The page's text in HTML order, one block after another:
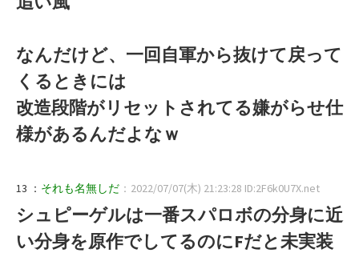
なんだけど、一回自軍から抜けて戻って
くるときには
改造段階がリセットされてる嫌がらせ仕
様があるんだよなｗ
13 ： それも名無しだ ：2022/07/07(木) 21:23:28 ID:2F6k0U7X.net
シュピーゲルは一番スパロボの分身に近
い分身を原作でしてるのにFだと未実装